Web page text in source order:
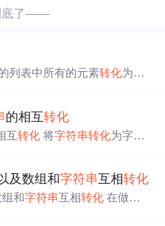
了——
列表中所有的元素转化为字
#使用j
符串print(str1) #结果：a1b
的相互转化
互转化 将字符串转化为字节
组的 length 属性 将字节数组 转化为字符串： 创建
串，将字节数组添加到构造
及数组和字符串互相转化
组和字符串互相转化 在做题